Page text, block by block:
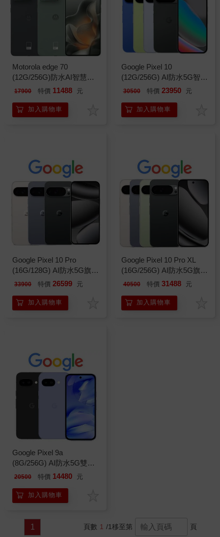
Motorola edge 70
(12G/256G)防水AI智慧機
※送支架+內附保護殼※
17900 特價 11488 元
加入購物車
Google Pixel 10
(12G/256G) AI防水5G智慧
機※送支架※
30500 特價 23950 元
加入購物車
Google Pixel 10 Pro
(16G/128G) AI防水5G旗艦
機※送支架※
33900 特價 26599 元
加入購物車
Google Pixel 10 Pro XL
(16G/256G) AI防水5G旗艦
機※送支架※
40500 特價 31488 元
加入購物車
Google Pixel 9a
(8G/256G) AI防水5G雙卡
機※送支架※
20500 特價 14480 元
加入購物車
1 頁數 1 /1移至第 頁